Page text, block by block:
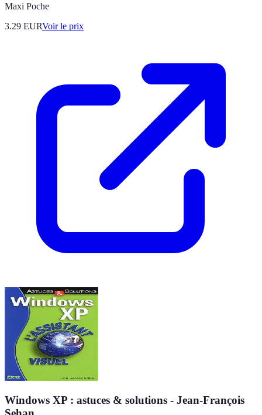
Maxi Poche
3.29 EURVoir le prix
Windows XP : astuces & solutions - Jean-François